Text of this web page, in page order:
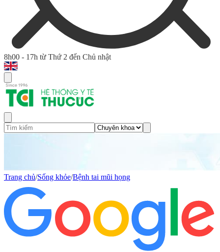
8h00 - 17h từ Thứ 2 đến Chủ nhật
Trang chủ/Sống khỏe/Bệnh tai mũi họng